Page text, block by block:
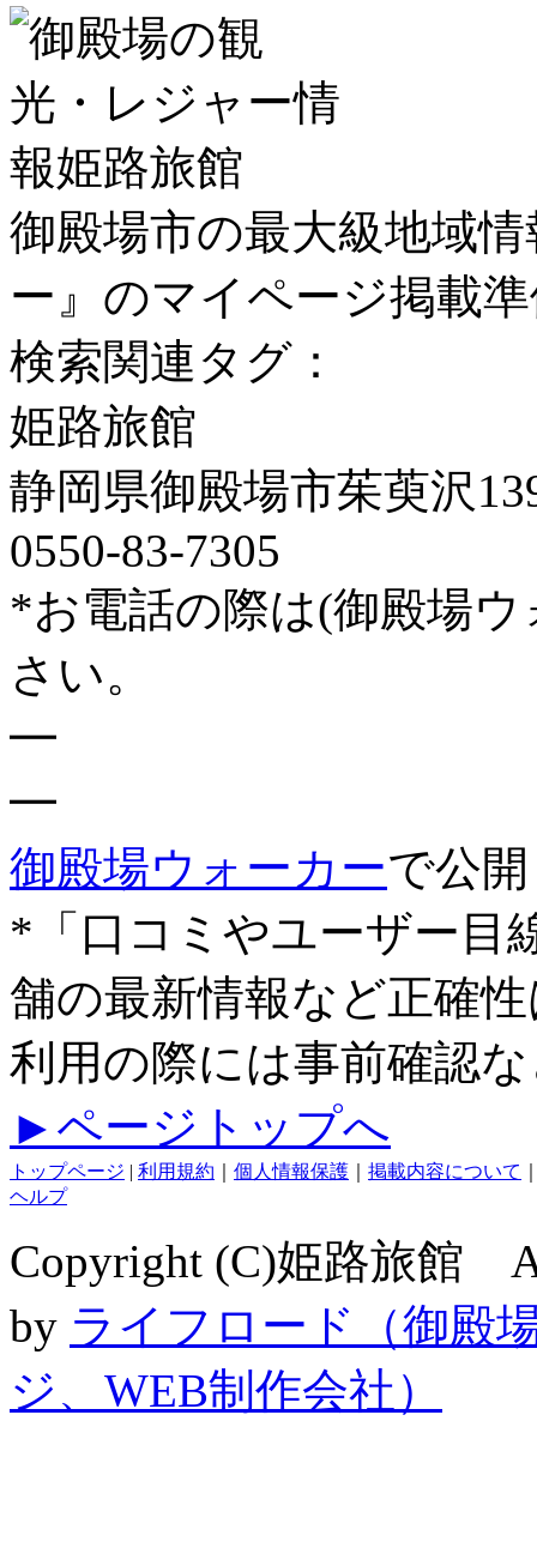
御殿場市の最大級地域
ー』のマイページ掲載
検索関連タグ：
姫路旅館
静岡県御殿場市茱萸沢
0550-83-7305
*お電話の際は(御殿場
さい。
━
━
御殿場ウォーカーで公開
*「口コミやユーザー目
舗の最新情報など正確
利用の際には事前確認
►ページトップへ
トップページ | 利用規約 個人情報保護 掲載内容について
ヘルプ
Copyright (C)姫路旅館
by ライフロード（御殿
ジ、WEB制作会社）